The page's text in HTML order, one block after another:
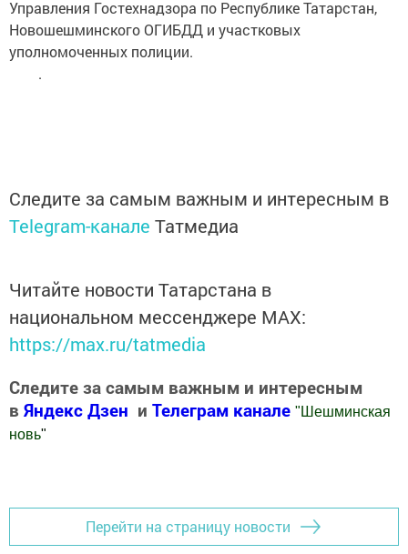
Управления Гостехнадзора по Республике Татарстан,
Новошешминского ОГИБДД и участковых
уполномоченных полиции.
.
Следите за самым важным и интересным в
Telegram-канале Татмедиа
Читайте новости Татарстана в
национальном мессенджере MАХ:
https://max.ru/tatmedia
Следите за самым важным и интересным
в Яндекс Дзен и Телеграм канале " Шешминская
новь"
Перейти на страницу новости